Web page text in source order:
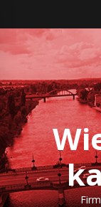
to
content